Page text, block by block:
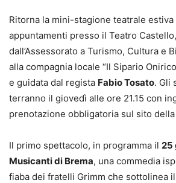
Ritorna la mini-stagione teatrale estiva
appuntamenti presso il Teatro
dall’Assessorato a Turismo, Cultura e
alla compagnia locale “Il Sipario
e guidata dal regista Fabio Tosato. Gli
terranno il giovedì alle ore 21.15 con
prenotazione obbligatoria sul sito della
Il primo spettacolo, in programma il 25
Musicanti di Brema, una commedia
fiaba dei fratelli Grimm che sottolinea